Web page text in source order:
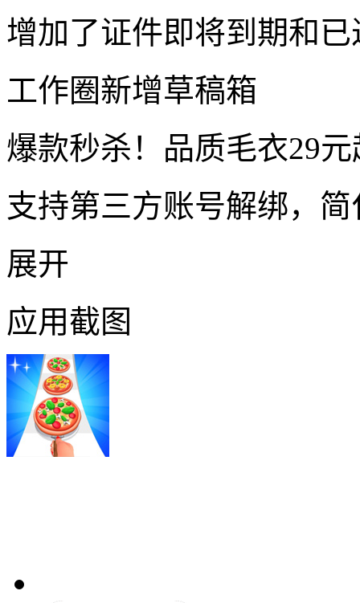
增加了证件即将到期和
工作圈新增草稿箱
爆款秒杀！品质毛衣29
支持第三方账号解绑，
展开
应用截图